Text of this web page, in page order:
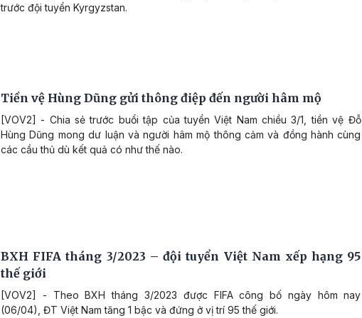
trước đội tuyển Kyrgyzstan.
Tiền vệ Hùng Dũng gửi thông điệp đến người hâm mộ
[VOV2] - Chia sẻ trước buổi tập của tuyển Việt Nam chiều 3/1, tiền vệ Đỗ
Hùng Dũng mong dư luận và người hâm mộ thông cảm và đồng hành cùng
các cầu thủ dù kết quả có như thế nào.
BXH FIFA tháng 3/2023 – đội tuyển Việt Nam xếp hạng 95
thế giới
[VOV2] - Theo BXH tháng 3/2023 được FIFA công bố ngày hôm nay
(06/04), ĐT Việt Nam tăng 1 bậc và đứng ở vị trí 95 thế giới.